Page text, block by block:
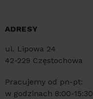
ADRESY
ul. Lipowa 24
42-229 Częstochowa
Pracujemy od pn-pt:
w godzinach 8:00-15:30